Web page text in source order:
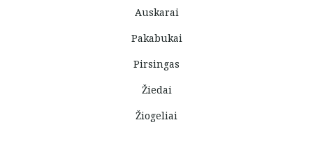
Auskarai
Pakabukai
Pirsingas
Žiedai
Žiogeliai